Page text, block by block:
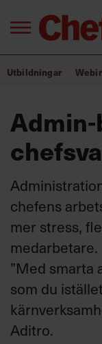
Annonsera
Om oss
Kontakta oss
Kundservice
Villkor och
Bra
Utbildningar
chefens
mer stress,
medarbetare.
”Med smarta
som du
Aditro.